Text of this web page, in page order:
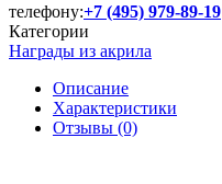
телефону:+7 (495) 979-89-19
Категории
Награды из акрила
Описание
Характеристики
Отзывы (0)